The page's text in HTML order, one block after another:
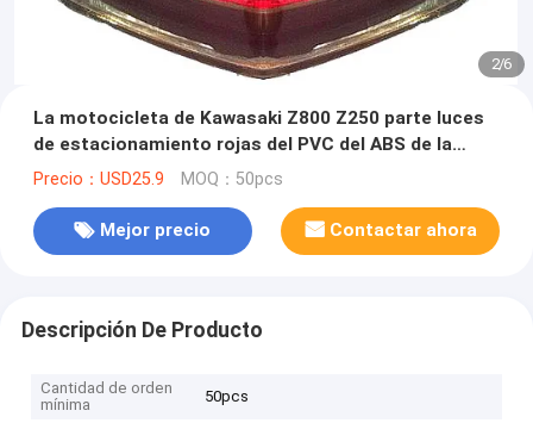
2/6
La motocicleta de Kawasaki Z800 Z250 parte luces
de estacionamiento rojas del PVC del ABS de la
lámpara de cola del color LED
Precio：USD25.9 MOQ：50pcs
Mejor precio Contactar ahora
Descripción De Producto
Cantidad de orden
mínima
50pcs